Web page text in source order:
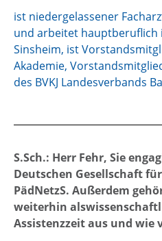
ist niedergelassener
und arbeitet hauptberuflich
Sinsheim, ist
Akademie,
des BVKJ Landesverbands
S.Sch.: Herr Fehr, Sie
Deutschen Gesellschaft
PädNetzS. Außerdem
weiterhin
Assistenzzeit aus und wie